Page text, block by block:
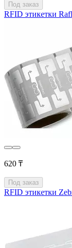
Под заказ
RFID этикетки
620 ₸
Под заказ
RFID этикетки